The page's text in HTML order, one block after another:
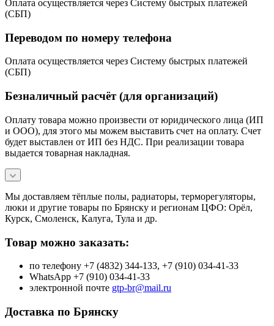
Оплата осуществляется через Систему быстрых платежей
(СБП)
Переводом по номеру телефона
Оплата осуществляется через Систему быстрых платежей
(СБП)
Безналичный расчёт (для организаций)
Оплату товара можно произвести от юридического лица (ИП
и ООО), для этого мы можем выставить счет на оплату. Счет
будет выставлен от ИП без НДС. При реализации товара
выдается товарная накладная.
Мы доставляем тёплые полы, радиаторы, терморегуляторы,
люки и другие товары по Брянску и регионам ЦФО: Орёл,
Курск, Смоленск, Калуга, Тула и др.
Товар можно заказать:
по телефону +7 (4832) 344-133, +7 (910) 034-41-33
WhatsApp +7 (910) 034-41-33
электронной почте gtp-br@mail.ru
Доставка по Брянску